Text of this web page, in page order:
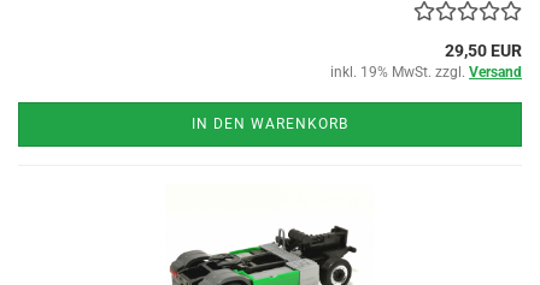
29,50 EUR
inkl. 19% MwSt. zzgl. Versand
IN DEN WARENKORB